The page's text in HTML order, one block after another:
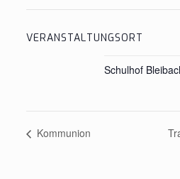
VERANSTALTUNGSORT
Schulhof
Kommunion